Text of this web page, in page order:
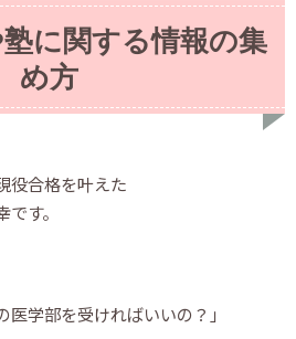
に関する情報の集
め方
役合格を叶えた
す。
医学部を受ければいいの？」